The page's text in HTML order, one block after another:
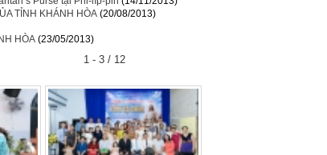
TỈNH KHÁNH HÒA (20/08/2013)
HÒA (23/05/2013)
4 - 6 / 12